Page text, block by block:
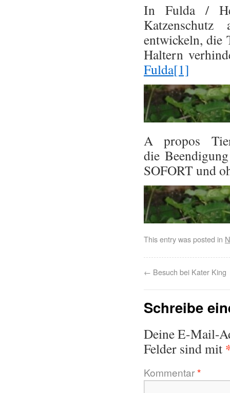
In Fulda /
entwickeln, die
Haltern
Fulda[1]
A propos
die
SOFORT und
This entry was posted in
← Besuch bei Kater King
Schreibe
Deine E-Mail-
Felder sind mit
Kommentar*